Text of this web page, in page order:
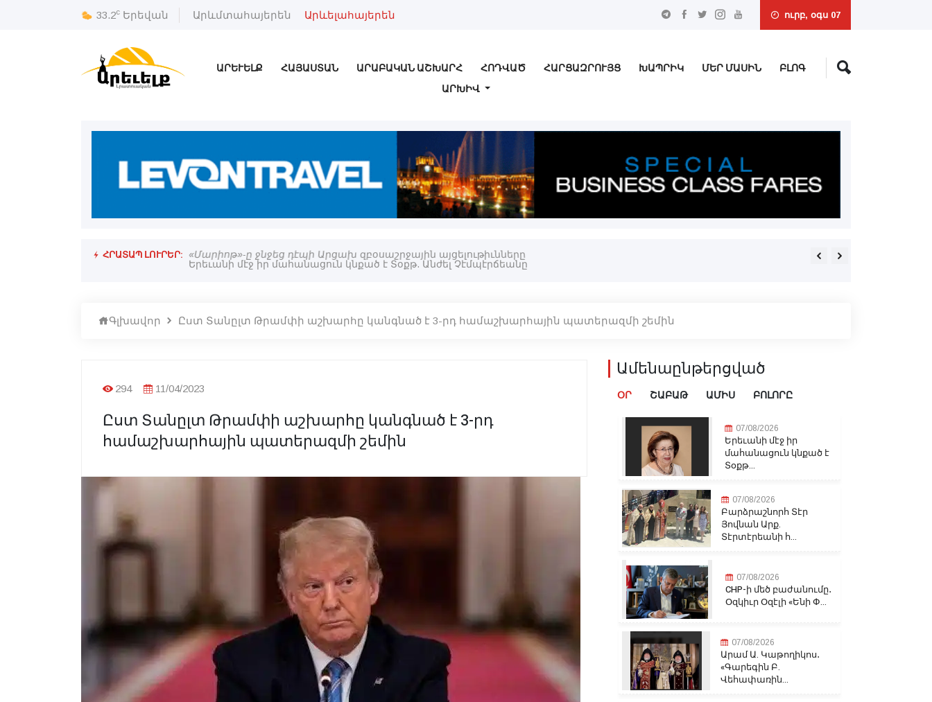
33.2c Երեվան Արևմտահայերեն Արևելահայերեն ուրբ, օգս 07
ԱՐԵՒԵԼՔ ՀԱՅԱՍՏԱՆ ԱՐԱԲԱԿԱՆ ԱՇԽԱՐՀ ՀՈԴՎԱԾ ՀԱՐՑԱԶՐՈՒՅՑ ԽԱՊՐԻԿ ՄԵՐ ՄԱՍԻՆ
ԲԼՈԳ
ԱՐԽԻՎ
ՀՐԱՏԱՊ ԼՈՒՐԵՐ: «Մարիոթ»-ը ջնջեց դէպի Արցախ զբօսաշրջային այցելութիւնները Ամբողջն ավելի մեծ է, քան
Գլխավոր Ըստ Տանըլտ Թրամփի աշխարհը կանգնած է 3-րդ համաշխարհային պատերազմի շեմին
294 11/04/2023
Ըստ Տանըլտ Թրամփի աշխարհը կանգնած է 3-րդ
համաշխարհային պատերազմի շեմին
Ամենաընթերցված
ՕՐ ՇԱԲԱԹ ԱՄԻՍ ԲՈԼՈՐԸ
07/08/2026
Երեւանի մէջ իր
մահանացուն կնքած է
Տօքթ...
07/08/2026
Բարձրաշնորհ Տէր
Յովնան Արք.
Տէրտէրեանի հ...
07/08/2026
CHP-ի մեծ բաժանումը․
Օզկիւր Օզէլի «Ենի Փ...
07/08/2026
Արամ Ա. Կաթողիկոս․
«Գարեգին Բ.
Վեհափառին...